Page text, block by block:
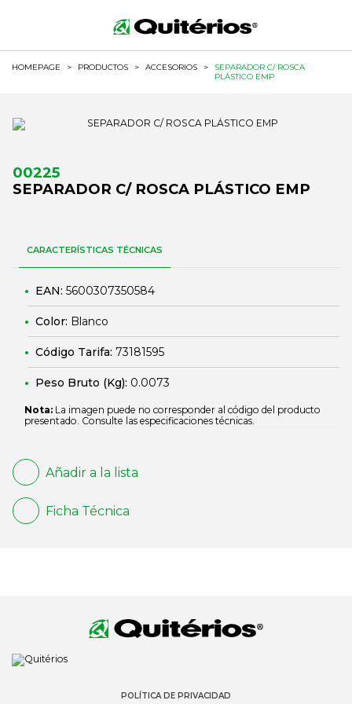
HOMEPAGE > PRODUCTOS > ACCESORIOS >
SEPARADOR C/ ROSCA
PLÁSTICO EMP
00225
SEPARADOR C/ ROSCA PLÁSTICO EMP
CARACTERÍSTICAS TÉCNICAS
EAN: 5600307350584
Color: Blanco
Código Tarifa: 73181595
Peso Bruto (Kg): 0.0073
Nota: La imagen puede no corresponder al código del producto
presentado. Consulte las especificaciones técnicas.
Añadir a la lista
Ficha Técnica
POLÍTICA DE PRIVACIDAD